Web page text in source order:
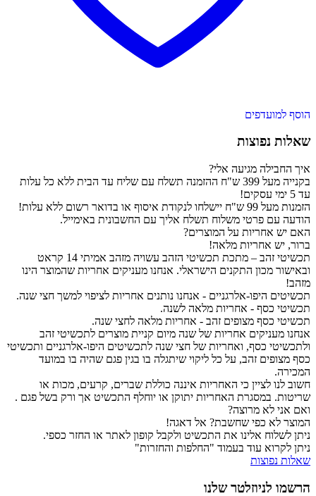
הוסף למועדפים
שאלות נפוצות
איך החבילה מגיעה אלי?
בקנייה מעל 399 ש"ח ההזמנה תשלח עם שליח עד הבית ללא כל עלות
עד 5 ימי עסקים!
הזמנות מעל 99 ש"ח יישלחו לנקודת איסוף או בדואר רשום ללא עלות!
הודעה עם פרטי משלוח תשלח אליך עם החשבונית באימייל.
האם יש אחריות על המוצרים?
ברור, יש אחריות מלאה!
תכשיטי זהב – מתכת תכשיטי הזהב עשויה מזהב אמיתי 14 קראט
ובאישור מכון התקנים הישראלי. אנחנו מעניקים אחריות שהמוצר הינו
מזהב!
תכשיטים היפו-אלרגניים - אנחנו נותנים אחריות לציפוי למשך חצי שנה.
תכשיטי כסף - אחריות מלאה לשנה.
תכשיטי כסף מצופים זהב - אחריות מלאה לחצי שנה.
אנחנו מעניקים אחריות של שנה מיום קניית מוצרים לתכשיטי זהב
ולתכשיטי כסף, ואחריות של חצי שנה לתכשיטים היפו-אלרגניים ותכשיטי
כסף מצופים זהב, על כל ליקוי שיתגלה בו בגין פגם שהיה בו במועד
המכירה.
חשוב לנו לציין כי האחריות איננה כוללת שברים, קרעים, מכות או
שריטות. במסגרת האחריות יתוקן או יוחלף התכשיט אך ורק בשל פגם .
ואם אני לא מרוצה?
המוצר לא כפי שחשבת? אל דאגה!
ניתן לשלוח אלינו את התכשיט ולקבל קופון לאתר או החזר כספי.
ניתן לקרוא עוד בעמוד "החלפות והחזרות"
שאלות נפוצות
הרשמו לניוזלטר שלנו